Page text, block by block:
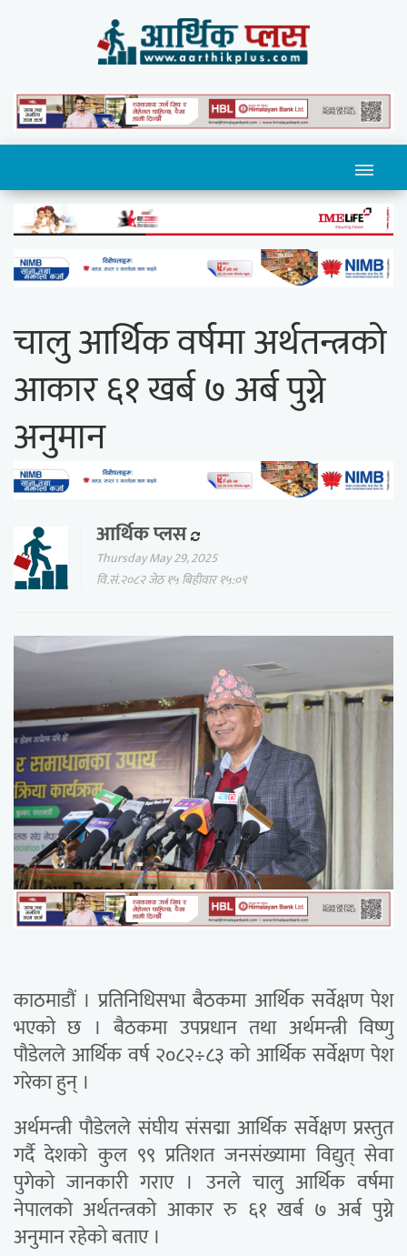
चालु आर्थिक वर्षमा अर्थतन्त्रको
आकार ६१ खर्ब ७ अर्ब पुग्ने
अनुमान
आर्थिक प्लस
Thursday May 29, 2025
वि.सं.२०८२ जेठ १५ बिहीवार १५:०९
काठमाडौं । प्रतिनिधिसभा बैठकमा आर्थिक सर्वेक्षण पेश
भएको छ । बैठकमा उपप्रधान तथा अर्थमन्त्री विष्णु
पौडेलले आर्थिक वर्ष २०८२÷८३ को आर्थिक सर्वेक्षण पेश
गरेका हुन् ।
अर्थमन्त्री पौडेलले संघीय संसद्मा आर्थिक सर्वेक्षण प्रस्तुत
गर्दै देशको कुल ९९ प्रतिशत जनसंख्यामा विद्युत् सेवा
पुगेको जानकारी गराए । उनले चालु आर्थिक वर्षमा
नेपालको अर्थतन्त्रको आकार रु ६१ खर्ब ७ अर्ब पुग्ने
अनुमान रहेको बताए ।